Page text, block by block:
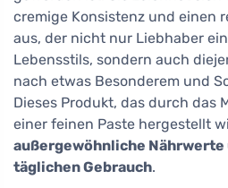
cremige Konsistenz und einen
aus, der nicht nur Liebhaber
Lebensstils, sondern auch
nach etwas Besonderem und
Dieses Produkt, das durch das
einer feinen Paste hergestellt
außergewöhnliche
täglichen Gebrauch.